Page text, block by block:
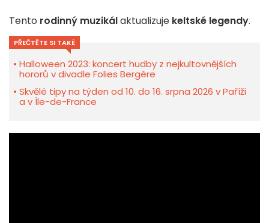
Tento rodinný muzikálaktualizuje keltské legendy.
PŘEČTĚTE SI TAKÉ
Halloween 2023: koncert hudby z nejkultovnějších
hororů v divadle Folies Bergère
Skvělé tipy na týden od 10. do 16. srpna 2026 v Paříži
a v Île-de-France